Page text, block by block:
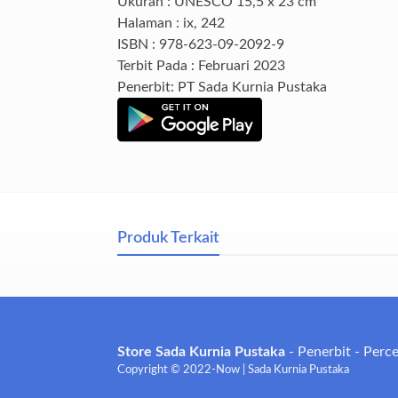
Halaman : ix, 242
ISBN : 978-623-09-2092-9
Terbit Pada : Februari 2023
Penerbit: PT Sada Kurnia Pustaka
Produk Terkait
Store Sada Kurnia Pustaka - Penerbit -
Copyright © 2022-Now | Sada Kurnia Pustaka